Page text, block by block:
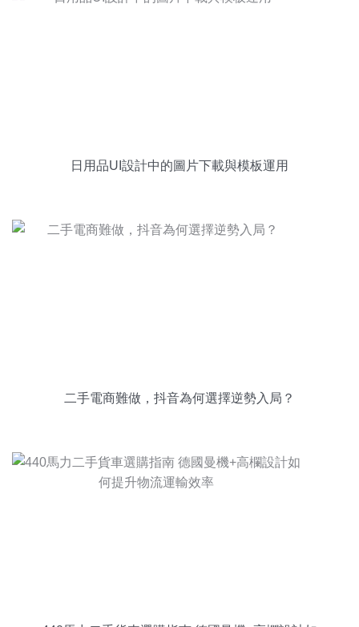
日用品UI設計中的圖片下載與模板運用
二手電商難做，抖音為何選擇逆勢入局？